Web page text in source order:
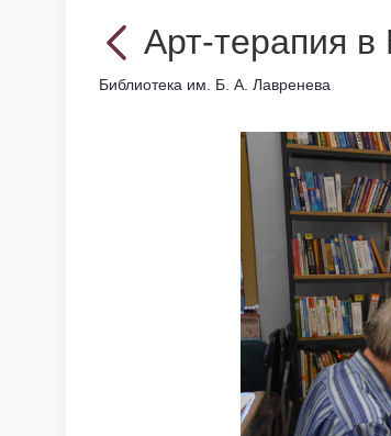
Арт-терапия в
Библиотека им. Б. А. Лавренева